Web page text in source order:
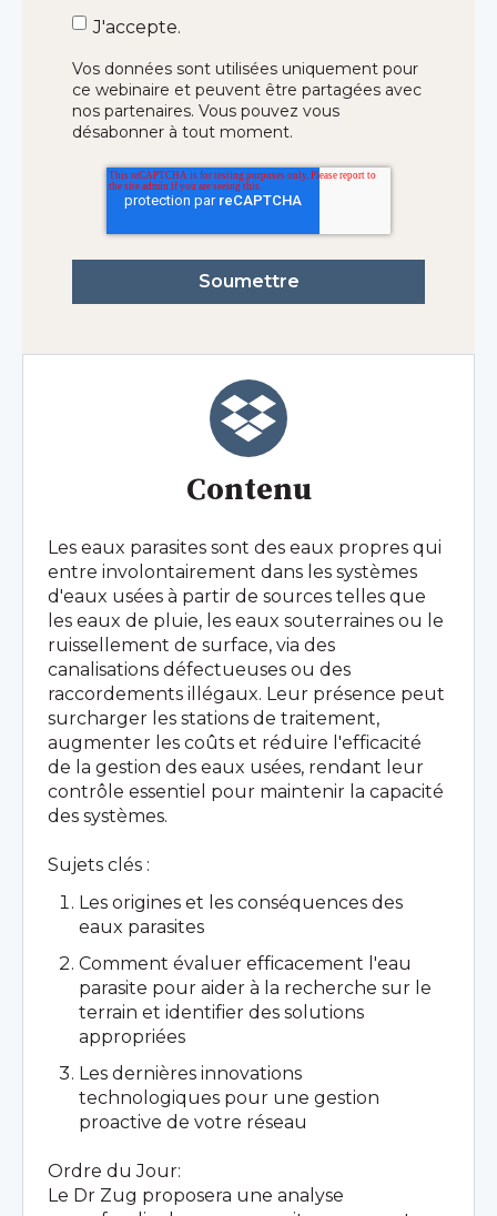
J'accepte.
Vos données sont utilisées uniquement pour
ce webinaire et peuvent être partagées avec
nos partenaires. Vous pouvez vous
désabonner à tout moment.
Contenu
Les eaux parasites sont des eaux propres qui
entre involontairement dans les systèmes
d'eaux usées à partir de sources telles que
les eaux de pluie, les eaux souterraines ou le
ruissellement de surface, via des
canalisations défectueuses ou des
raccordements illégaux. Leur présence peut
surcharger les stations de traitement,
augmenter les coûts et réduire l'efficacité
de la gestion des eaux usées, rendant leur
contrôle essentiel pour maintenir la capacité
des systèmes.
Sujets clés :
Les origines et les conséquences des
eaux parasites
Comment évaluer efficacement l'eau
parasite pour aider à la recherche sur le
terrain et identifier des solutions
appropriées
Les dernières innovations
technologiques pour une gestion
proactive de votre réseau
Ordre du Jour:
Le Dr Zug proposera une analyse